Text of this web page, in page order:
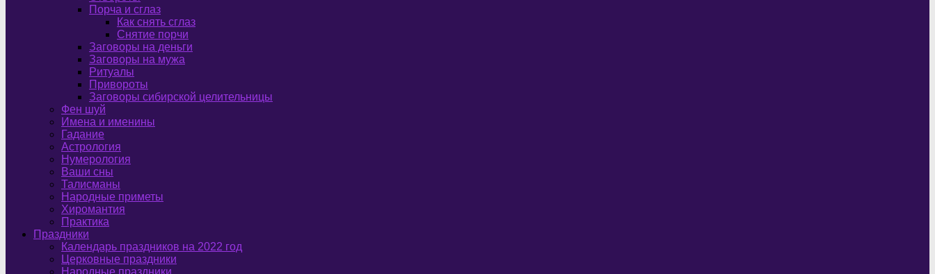
Порча и сглаз
Как снять сглаз
Снятие порчи
Заговоры на деньги
Заговоры на мужа
Ритуалы
Привороты
Заговоры сибирской целительницы
Фен шуй
Имена и именины
Гадание
Астрология
Нумерология
Ваши сны
Талисманы
Народные приметы
Хиромантия
Практика
Праздники
Календарь праздников на 2022 год
Церковные праздники
Народные праздники